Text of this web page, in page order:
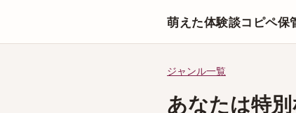
萌えた体験談コピペ保
ジャンル一覧
あなたは特